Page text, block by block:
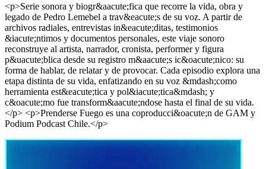
<p>Serie sonora y biogr&aacute;fica que recorre la vida, obra y
legado de Pedro Lemebel a trav&eacute;s de su voz. A partir de
archivos radiales, entrevistas in&eacute;ditas, testimonios
&iacute;ntimos y documentos personales, este viaje sonoro
reconstruye al artista, narrador, cronista, performer y figura
p&uacute;blica desde su registro m&aacute;s ic&oacute;nico: su
forma de hablar, de relatar y de provocar. Cada episodio explora una
etapa distinta de su vida, enfatizando en su voz &mdash;como
herramienta est&eacute;tica y pol&iacute;tica&mdash; y
c&oacute;mo fue transform&aacute;ndose hasta el final de su vida.
</p> <p>Prenderse Fuego es una coproducci&oacute;n de GAM y
Podium Podcast Chile.</p>